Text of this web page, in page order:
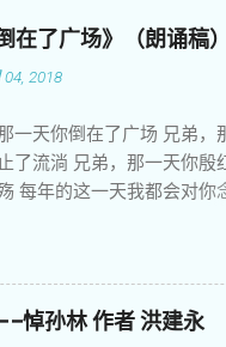
在了广场》（朗诵稿）
04, 2018
一天你倒在了广场 兄弟，
了流淌 兄弟，那一天你殷
每年的这一天我都会对你
灵魂深处把你细细端详 你当
青春插上翅膀 你花样年华激
娇嫩的脸庞 你悲壮的生命
悼孙林 作者 洪建永